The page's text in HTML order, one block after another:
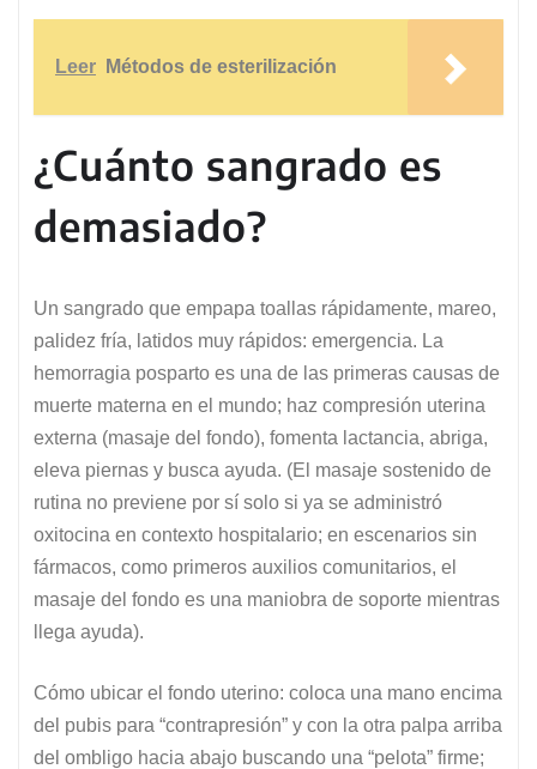
Leer Métodos de esterilización
¿Cuánto sangrado es
demasiado?
Un sangrado que empapa toallas rápidamente, mareo,
palidez fría, latidos muy rápidos: emergencia. La
hemorragia posparto es una de las primeras causas de
muerte materna en el mundo; haz compresión uterina
externa (masaje del fondo), fomenta lactancia, abriga,
eleva piernas y busca ayuda. (El masaje sostenido de
rutina no previene por sí solo si ya se administró
oxitocina en contexto hospitalario; en escenarios sin
fármacos, como primeros auxilios comunitarios, el
masaje del fondo es una maniobra de soporte mientras
llega ayuda).
Cómo ubicar el fondo uterino: coloca una mano encima
del pubis para “contrapresión” y con la otra palpa arriba
del ombligo hacia abajo buscando una “pelota” firme;